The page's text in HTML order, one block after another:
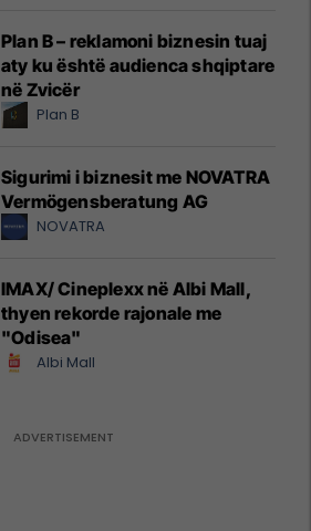
Plan B – reklamoni biznesin tuaj
aty ku është audienca shqiptare
në Zvicër
Plan B
Sigurimi i biznesit me NOVATRA
Vermögensberatung AG
NOVATRA
IMAX/ Cineplexx në Albi Mall,
thyen rekorde rajonale me
"Odisea"
Albi Mall